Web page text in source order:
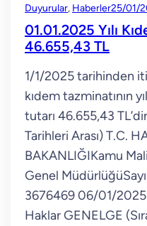
Duyurular, Haberler25/01/
01.01.2025 Yılı
46.655,43 TL
1/1/2025 tarihinden
kıdem tazminatının
tutarı 46.655,43
Tarihleri Arası) T.C.
BAKANLIĞIKamu
Genel
3676469 06/01/
Haklar GENELGE